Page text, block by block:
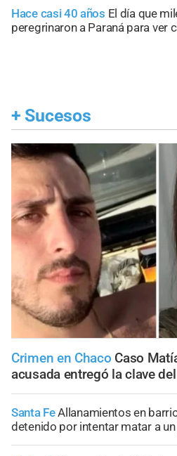
Hace casi 40 años El día que
peregrinaron a Paraná para ver
+ Sucesos
Crimen en Chaco Caso
acusada entregó la clave
Santa FeAllanamientos en
detenido por intentar matar a